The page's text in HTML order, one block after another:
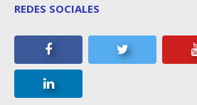
REDES SOCIALES